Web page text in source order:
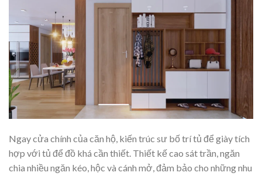
Ngay cửa chính của căn hộ, kiến trúc sư bố trí tủ để giày tích
hợp với tủ để đồ khá cần thiết. Thiết kế cao sát trần, ngăn
chia nhiều ngăn kéo, hộc và cánh mở, đảm bảo cho những nhu